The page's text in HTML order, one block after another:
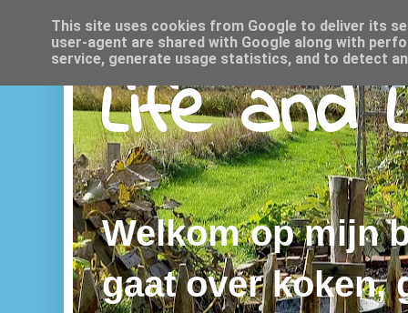
Life and
Welkom op mijn
gaat over koken,
This site uses cookies from Google to deliver its
user-agent are shared with Google along with
service, generate usage statistics, and to detect